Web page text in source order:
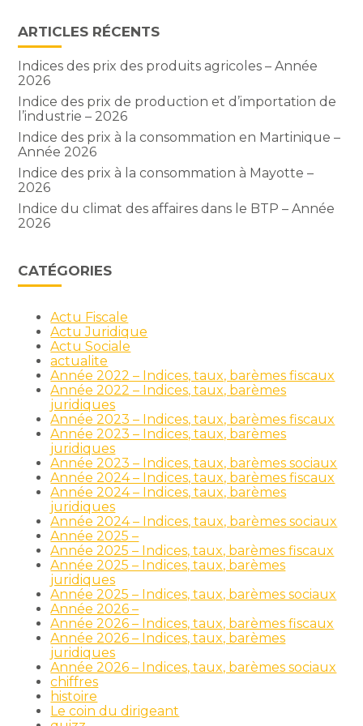
ARTICLES RÉCENTS
Indices des prix des produits agricoles – Année
2026
Indice des prix de production et d’importation de
l’industrie – 2026
Indice des prix à la consommation en Martinique –
Année 2026
Indice des prix à la consommation à Mayotte –
2026
Indice du climat des affaires dans le BTP – Année
2026
CATÉGORIES
Actu Fiscale
Actu Juridique
Actu Sociale
actualite
Année 2022 – Indices, taux, barèmes fiscaux
Année 2022 – Indices, taux, barèmes
juridiques
Année 2023 – Indices, taux, barèmes fiscaux
Année 2023 – Indices, taux, barèmes
juridiques
Année 2023 – Indices, taux, barèmes sociaux
Année 2024 – Indices, taux, barèmes fiscaux
Année 2024 – Indices, taux, barèmes
juridiques
Année 2024 – Indices, taux, barèmes sociaux
Année 2025 –
Année 2025 – Indices, taux, barèmes fiscaux
Année 2025 – Indices, taux, barèmes
juridiques
Année 2025 – Indices, taux, barèmes sociaux
Année 2026 –
Année 2026 – Indices, taux, barèmes fiscaux
Année 2026 – Indices, taux, barèmes
juridiques
Année 2026 – Indices, taux, barèmes sociaux
chiffres
histoire
Le coin du dirigeant